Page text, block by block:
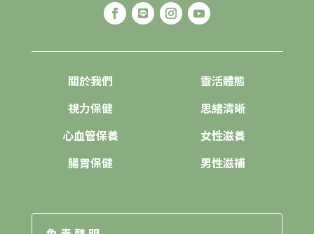
關於我們
視力保健
心血管保養
腸胃保健
靈活體態
思緒清晰
女性滋養
男性滋補